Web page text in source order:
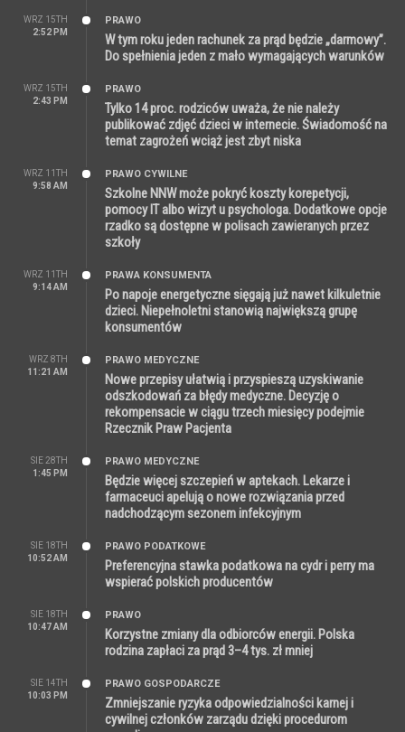
WRZ 15TH
2:52 PM
PRAWO
W tym roku jeden rachunek za prąd będzie „darmowy”.
Do spełnienia jeden z mało wymagających warunków
WRZ 15TH
2:43 PM
PRAWO
Tylko 14 proc. rodziców uważa, że nie należy
publikować zdjęć dzieci w internecie. Świadomość na
temat zagrożeń wciąż jest zbyt niska
WRZ 11TH
9:58 AM
PRAWO CYWILNE
Szkolne NNW może pokryć koszty korepetycji,
pomocy IT albo wizyt u psychologa. Dodatkowe opcje
rzadko są dostępne w polisach zawieranych przez
szkoły
WRZ 11TH
9:14 AM
PRAWA KONSUMENTA
Po napoje energetyczne sięgają już nawet kilkuletnie
dzieci. Niepełnoletni stanowią największą grupę
konsumentów
WRZ 8TH
11:21 AM
PRAWO MEDYCZNE
Nowe przepisy ułatwią i przyspieszą uzyskiwanie
odszkodowań za błędy medyczne. Decyzję o
rekompensacie w ciągu trzech miesięcy podejmie
Rzecznik Praw Pacjenta
SIE 28TH
1:45 PM
PRAWO MEDYCZNE
Będzie więcej szczepień w aptekach. Lekarze i
farmaceuci apelują o nowe rozwiązania przed
nadchodzącym sezonem infekcyjnym
SIE 18TH
10:52 AM
PRAWO PODATKOWE
Preferencyjna stawka podatkowa na cydr i perry ma
wspierać polskich producentów
SIE 18TH
10:47 AM
PRAWO
Korzystne zmiany dla odbiorców energii. Polska
rodzina zapłaci za prąd 3–4 tys. zł mniej
SIE 14TH
10:03 PM
PRAWO GOSPODARCZE
Zmniejszanie ryzyka odpowiedzialności karnej i
cywilnej członków zarządu dzięki procedurom